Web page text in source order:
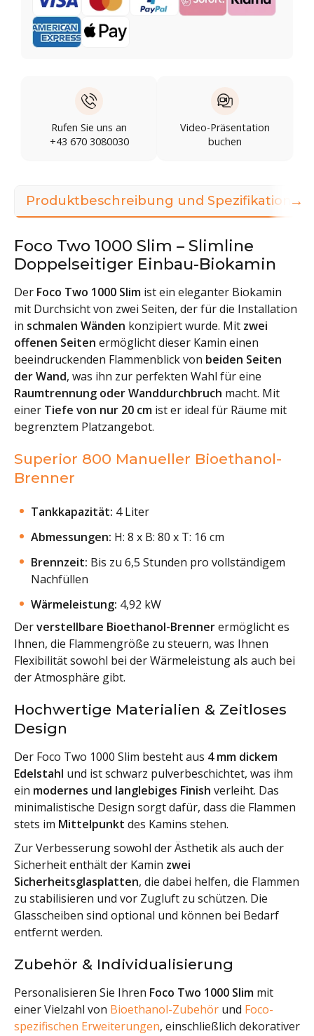
Rufen Sie uns an
+43 670 3080030
Video-Präsentation
buchen
Produktbeschreibung und Spezifikationen
Foco Two 1000 Slim – Slimline
Doppelseitiger Einbau-Biokamin
Der Foco Two 1000 Slim ist ein eleganter Biokamin
mit Durchsicht von zwei Seiten, der für die Installation
in schmalen Wänden konzipiert wurde. Mit zwei
offenen Seiten ermöglicht dieser Kamin einen
beeindruckenden Flammenblick von beiden Seiten
der Wand, was ihn zur perfekten Wahl für eine
Raumtrennung oder Wanddurchbruch macht. Mit
einer Tiefe von nur 20 cm ist er ideal für Räume mit
begrenztem Platzangebot.
Superior 800 Manueller Bioethanol-
Brenner
Tankkapazität: 4 Liter
Abmessungen: H: 8 x B: 80 x T: 16 cm
Brennzeit: Bis zu 6,5 Stunden pro vollständigem
Nachfüllen
Wärmeleistung: 4,92 kW
Derverstellbare Bioethanol-Brennerermöglicht es
Ihnen, die Flammengröße zu steuern, was Ihnen
Flexibilität sowohl bei der Wärmeleistung als auch bei
der Atmosphäre gibt.
Hochwertige Materialien & Zeitloses
Design
Der Foco Two 1000 Slim besteht aus 4 mm dickem
Edelstahl und ist schwarz pulverbeschichtet, was ihm
ein modernes und langlebiges Finish verleiht. Das
minimalistische Design sorgt dafür, dass die Flammen
stets im Mittelpunkt des Kamins stehen.
Zur Verbesserung sowohl der Ästhetik als auch der
Sicherheit enthält der Kamin zwei
Sicherheitsglasplatten, die dabei helfen, die Flammen
zu stabilisieren und vor Zugluft zu schützen. Die
Glasscheiben sind optional und können bei Bedarf
entfernt werden.
Zubehör & Individualisierung
Personalisieren Sie Ihren Foco Two 1000 Slim mit
einer Vielzahl von Bioethanol-Zubehör und Foco-
spezifischen Erweiterungen, einschließlich dekorativer
→